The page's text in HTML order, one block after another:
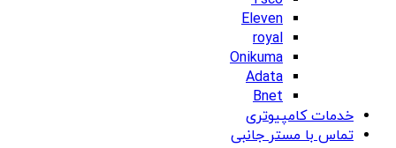
Eleven
royal
Onikuma
Adata
Bnet
خدمات کامپیوتری
تماس با مستر جانبی